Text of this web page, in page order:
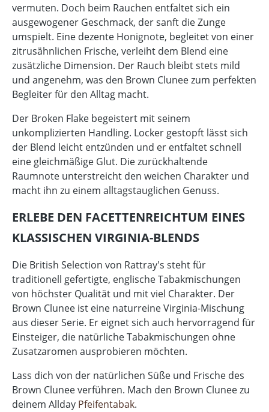
vermuten. Doch beim Rauchen entfaltet sich ein
ausgewogener Geschmack, der sanft die Zunge
umspielt. Eine dezente Honignote, begleitet von einer
zitrusähnlichen Frische, verleiht dem Blend eine
zusätzliche Dimension. Der Rauch bleibt stets mild
und angenehm, was den Brown Clunee zum perfekten
Begleiter für den Alltag macht.
Der Broken Flake begeistert mit seinem
unkomplizierten Handling. Locker gestopft lässt sich
der Blend leicht entzünden und er entfaltet schnell
eine gleichmäßige Glut. Die zurückhaltende
Raumnote unterstreicht den weichen Charakter und
macht ihn zu einem alltagstauglichen Genuss.
ERLEBE DEN FACETTENREICHTUM EINES
KLASSISCHEN VIRGINIA-BLENDS
Die British Selection von Rattray's steht für
traditionell gefertigte, englische Tabakmischungen
von höchster Qualität und mit viel Charakter. Der
Brown Clunee ist eine naturreine Virginia-Mischung
aus dieser Serie. Er eignet sich auch hervorragend für
Einsteiger, die natürliche Tabakmischungen ohne
Zusatzaromen ausprobieren möchten.
Lass dich von der natürlichen Süße und Frische des
Brown Clunee verführen. Mach den Brown Clunee zu
deinem Allday Pfeifentabak.